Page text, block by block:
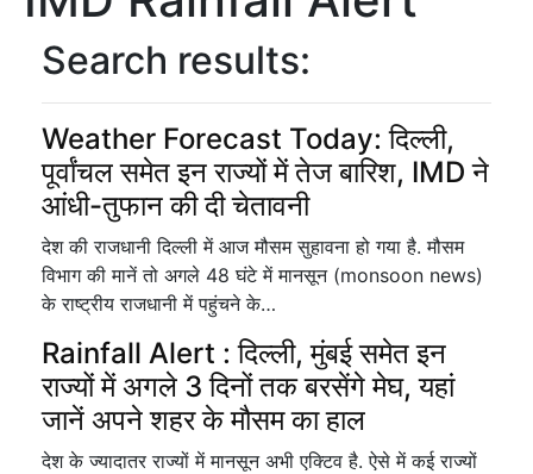
Search results:
Weather Forecast Today: दिल्ली,
पूर्वांचल समेत इन राज्यों में तेज बारिश, IMD ने
आंधी-तुफान की दी चेतावनी
देश की राजधानी दिल्ली में आज मौसम सुहावना हो गया है. मौसम
विभाग की मानें तो अगले 48 घंटे में मानसून (monsoon news)
के राष्ट्रीय राजधानी में पहुंचने के…
Rainfall Alert : दिल्ली, मुंबई समेत इन
राज्यों में अगले 3 दिनों तक बरसेंगे मेघ, यहां
जानें अपने शहर के मौसम का हाल
देश के ज्यादातर राज्यों में मानसून अभी एक्टिव है. ऐसे में कई राज्यों